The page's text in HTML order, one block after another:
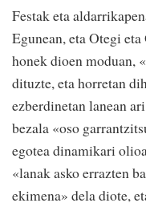
Festak eta
Egunean, eta Otegi
honek dioen moduan,
dituzte, eta horretan
ezberdinetan lanean
bezala «oso
egotea dinamikari
«lanak asko errazten
ekimena» dela diote,